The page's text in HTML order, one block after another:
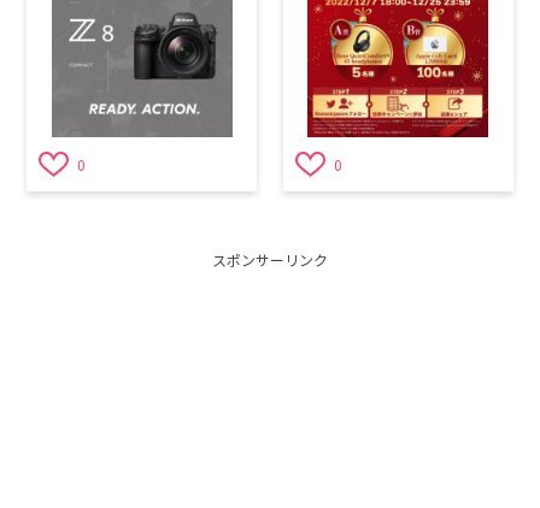
0 0
スポンサーリンク